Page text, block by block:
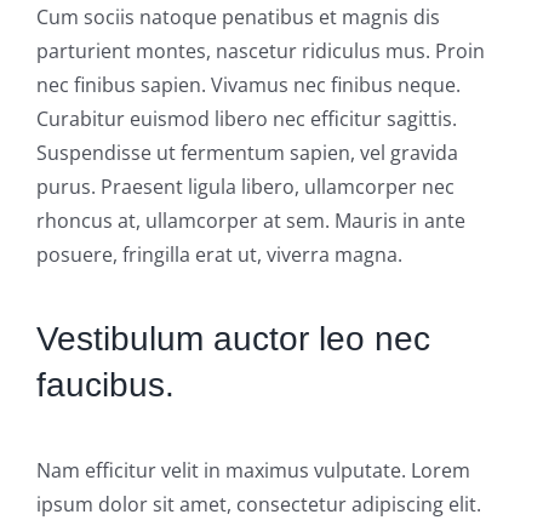
Cum sociis natoque penatibus et magnis dis
parturient montes, nascetur ridiculus mus. Proin
nec finibus sapien. Vivamus nec finibus neque.
Curabitur euismod libero nec efficitur sagittis.
Suspendisse ut fermentum sapien, vel gravida
purus. Praesent ligula libero, ullamcorper nec
rhoncus at, ullamcorper at sem. Mauris in ante
posuere, fringilla erat ut, viverra magna.
Vestibulum auctor leo nec
faucibus.
Nam efficitur velit in maximus vulputate. Lorem
ipsum dolor sit amet, consectetur adipiscing elit.